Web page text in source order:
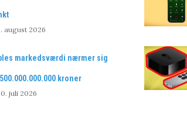
august 2026
markedsværdi nærmer sig
kroner
juli 2026